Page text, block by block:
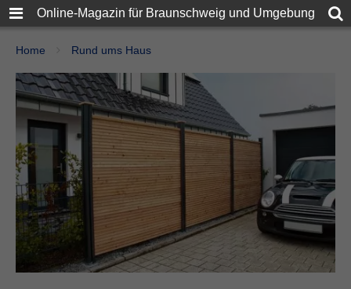
Online-Magazin für Braunschweig und Umgebung
Home Rund ums Haus